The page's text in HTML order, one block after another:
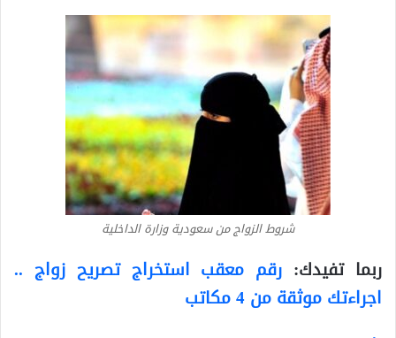
شروط الزواج من سعودية وزارة الداخلية
ربما تفيدك: رقم معقب استخراج تصريح زواج ..
اجراءتك موثقة من 4 مكاتب